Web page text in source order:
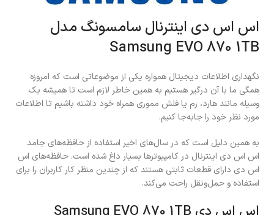
اس اس دی اینترنال سامسونگ مدل
Samsung EVO 870 1TB
نگهداری اطلاعات دیجیتال همواره یکی از موضوعاتی است که امروزه
همگی ما با آن درگیر هستیم به همین خاطر لازم است تا همیشه یک
وسیله مانند هارد، رم یا فلش مموری همراه خود داشته باشیم تا اطلاعات
مورد نظر خود را جابه‌جا کنیم.
به همین دلیل است که در سال‌های اخیر استفاده از حافظه‌های جامد
اس اس دی اینترنال در کامپیوترها بسیار داغ شده است. حافظه‌های اس
اس دی دارای قطعات ثابتی هستند که از چندین منظر کار کاربران را برای
استفاده و حمل‌ونقل راحت می‌کند.